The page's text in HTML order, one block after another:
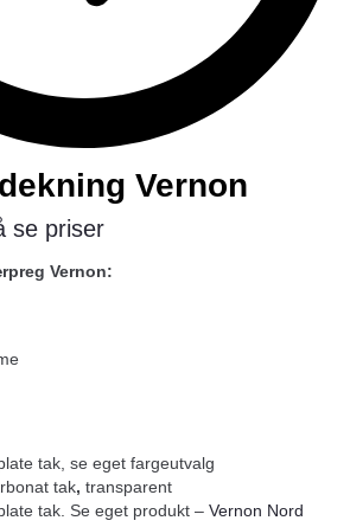
Vernon
se priser
Vernon:
tak, se eget fargeutvalg
tak, transparent
tak. Se eget produkt – Vernon Nord